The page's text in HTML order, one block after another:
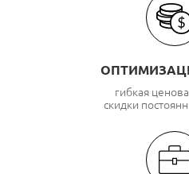
Розетки компьютерные
гибкая
скидки